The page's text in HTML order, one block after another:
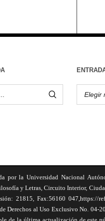
por la Universidad Nacional
y Letras, Circuito Interior,
21815, Fax:56160 047,https://
Derechos al Uso Exclusivo No. 04-